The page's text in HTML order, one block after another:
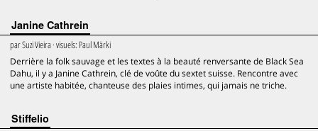
Janine Cathrein
parSuzi Vieira · visuels: Paul Märki
Derrière la folk sauvage et les textes à la beauté renversante de Black Sea
Dahu, il y a Janine Cathrein, clé de voûte du sextet suisse. Rencontre avec
une artiste habitée, chanteuse des plaies intimes, qui jamais ne triche.
Stiffelio